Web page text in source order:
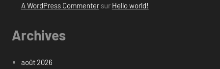
A WordPress Commentersur Hello world!
Archives
août 2026